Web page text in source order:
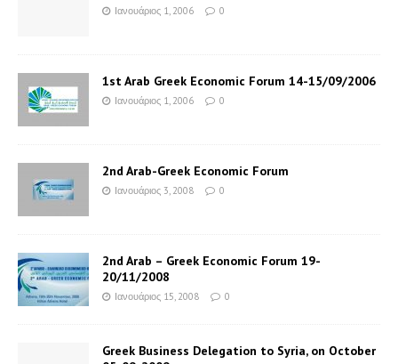
Ιανουάριος 1, 2006 0
1st Arab Greek Economic Forum 14-15/09/2006
Ιανουάριος 1, 2006 0
2nd Arab-Greek Economic Forum
Ιανουάριος 3, 2008 0
2nd Arab – Greek Economic Forum 19-
20/11/2008
Ιανουάριος 15, 2008 0
Greek Business Delegation to Syria, on October